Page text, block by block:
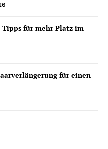
für mehr Platz im
für einen